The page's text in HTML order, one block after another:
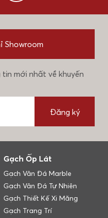
Showroom
mới nhất về khuyến
Đăng ký
Gạch Ốp Lát
Gạch Vân Đá Marble
Gạch Vân Đá Tự Nhiên
Gạch Thiết Kế Xi Măng
Gạch Trang Trí